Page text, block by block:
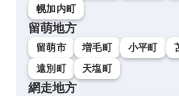
幌加内町
留萌地方
留萌市 増毛町 小平町
遠別町
天塩町
網走地方